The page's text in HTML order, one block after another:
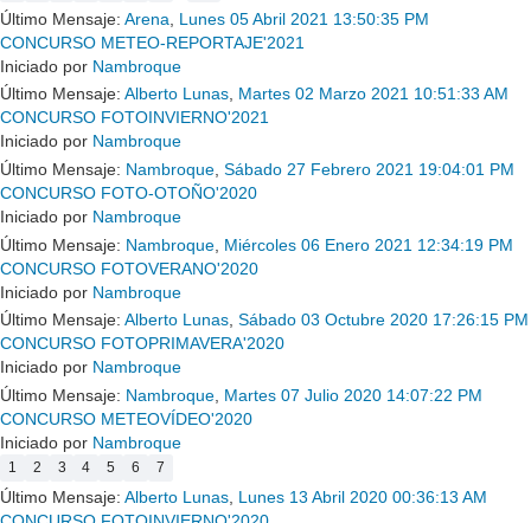
Último Mensaje: Arena
Lunes 05 Abril 2021 13:50:35 PM
CONCURSO METEO-REPORTAJE'2021
Iniciado por Nambroque
Último Mensaje: Alberto Lunas, Martes 02 Marzo 2021 10:51:33 AM
CONCURSO FOTOINVIERNO'2021
Iniciado por Nambroque
Último Mensaje: Nambroque Sábado 27 Febrero 2021 19:04:01 PM
CONCURSO FOTO-OTOÑO'2020
Iniciado por Nambroque
Último Mensaje: Nambroque Miércoles 06 Enero 2021 12:34:19 PM
CONCURSO FOTOVERANO'2020
Iniciado por Nambroque
Último Mensaje: Alberto Lunas Sábado 03 Octubre 2020 17:26:15 PM
CONCURSO FOTOPRIMAVERA'2020
Iniciado por Nambroque
Último Mensaje: Nambroque Martes 07 Julio 2020 14:07:22 PM
CONCURSO METEOVÍDEO'2020
Iniciado por Nambroque
1 2 3 4 5 6 7
Último Mensaje: Alberto Lunas, Lunes 13 Abril 2020 00:36:13 AM